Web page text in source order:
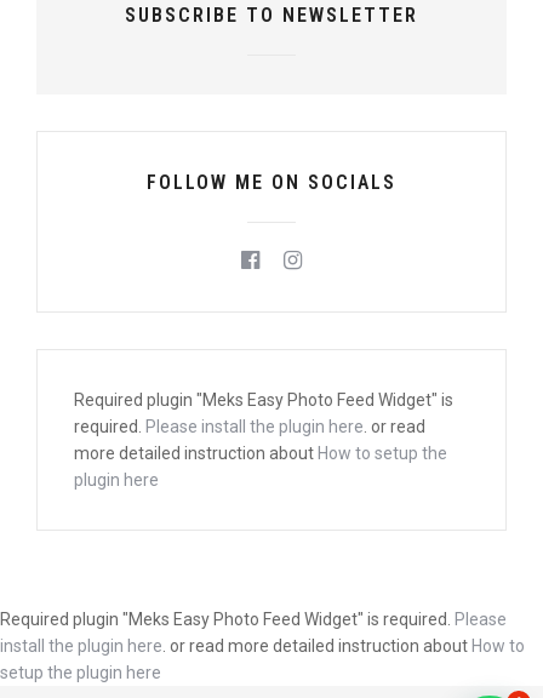
SUBSCRIBE TO NEWSLETTER
FOLLOW ME ON SOCIALS
Required plugin "Meks Easy Photo Feed Widget" is
required.
Please install the plugin here . or read
more detailed instruction about How to setup the
plugin here
Required plugin "Meks Easy Photo Feed Widget" is required.
Please
install the plugin here . or read more detailed instruction about How to
setup the plugin here